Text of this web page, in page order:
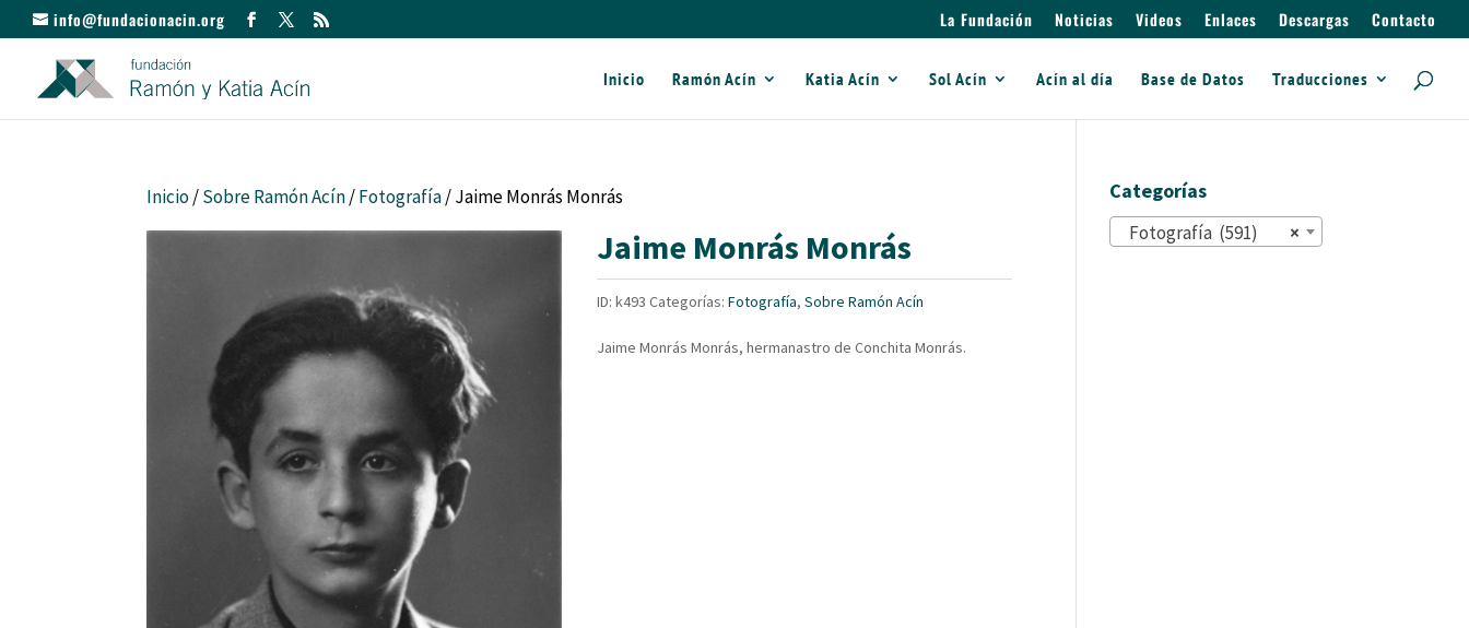
info@fundacionacin.org La Fundación Noticias Videos Enlaces Descargas Contacto
Inicio Ramón Acín Katia Acín Sol Acín Acín al día Base de Datos Traducciones
Inicio/Sobre Ramón Acín/Fotografía/ Jaime Monrás Monrás
Jaime Monrás Monrás
ID:k493 Categorías:Fotografía,Sobre Ramón Acín
Jaime Monrás Monrás, hermanastro de Conchita Monrás.
Categorías
×
Fotografía (591)